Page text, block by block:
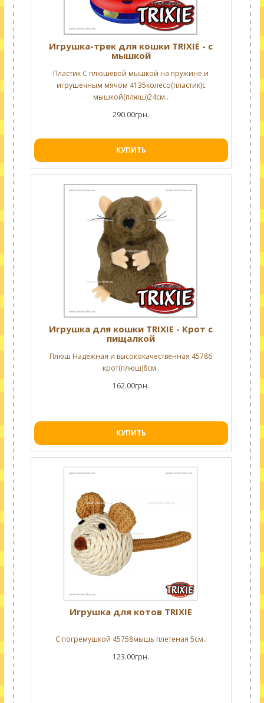
Игрушка-трек для кошки TRIXIE - с
мышкой
Пластик С плюшевой мышкой на пружине и
игрушечным мячом 4135колесо(пластик)с
мышкой(плюш)24см..
290.00грн.
КУПИТЬ
Игрушка для кошки TRIXIE - Крот с
пищалкой
Плюш Надежная и высококачественная 45786
крот(плюш)8см..
162.00грн.
КУПИТЬ
Игрушка для котов TRIXIE
С погремушкой 45758мышь плетеная 5см..
123.00грн.